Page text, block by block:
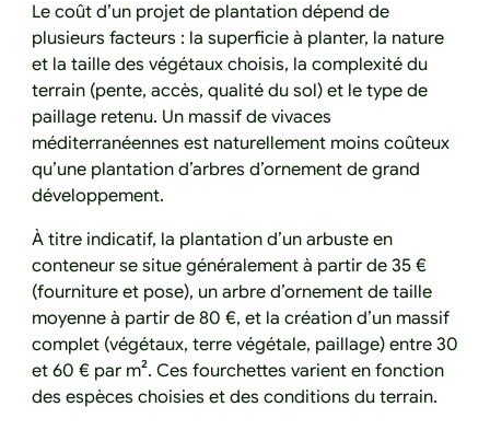
Le coût d’un projet de plantation dépend de
plusieurs facteurs : la superficie à planter, la nature
et la taille des végétaux choisis, la complexité du
terrain (pente, accès, qualité du sol) et le type de
paillage retenu. Un massif de vivaces
méditerranéennes est naturellement moins coûteux
qu’une plantation d’arbres d’ornement de grand
développement.
À titre indicatif, la plantation d’un arbuste en
conteneur se situe généralement à partir de 35 €
(fourniture et pose), un arbre d’ornement de taille
moyenne à partir de 80 €, et la création d’un massif
complet (végétaux, terre végétale, paillage) entre 30
et 60 € par m². Ces fourchettes varient en fonction
des espèces choisies et des conditions du terrain.